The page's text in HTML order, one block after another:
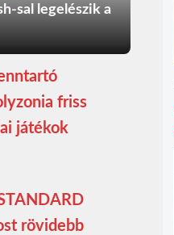
sal legelészik a
friss
játékok
rövidebb